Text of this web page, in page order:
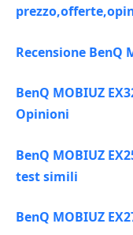
Recensione BenQ
BenQ MOBIUZ
Opinioni
BenQ MOBIUZ
test simili
BenQ MOBIUZ